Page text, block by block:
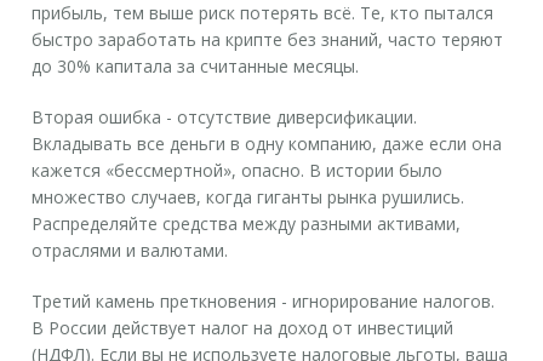
прибыль, тем выше риск потерять всё. Те, кто пытался
быстро заработать на крипте без знаний, часто теряют
до 30% капитала за считанные месяцы.
Вторая ошибка - отсутствие диверсификации.
Вкладывать все деньги в одну компанию, даже если она
кажется «бессмертной», опасно. В истории было
множество случаев, когда гиганты рынка рушились.
Распределяйте средства между разными активами,
отраслями и валютами.
Третий камень преткновения - игнорирование налогов.
В России действует налог на доход от инвестиций
(НДФЛ). Если вы не используете налоговые льготы, ваша